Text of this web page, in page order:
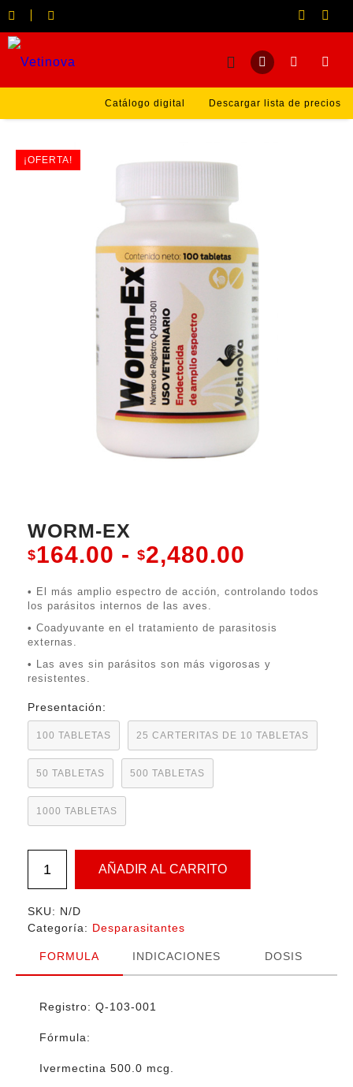
Catálogo digital Descargar lista de precios
¡OFERTA!
WORM-EX
$164.00 - $2,480.00
de
desde
$164.00
• El más amplio espectro de acción, controlando todos
los parásitos internos de las aves.
• Coadyuvante en el tratamiento de parasitosis
externas.
• Las aves sin parásitos son más vigorosas y
resistentes.
Presentación:
100 TABLETAS 25 CARTERITAS DE 10 TABLETAS
50 TABLETAS 500 TABLETAS
1000 TABLETAS
AÑADIR AL CARRITO
SKU: N/D
Categoría: Desparasitantes
FORMULA INDICACIONES DOSIS
Registro: Q-103-001
Fórmula:
Ivermectina 500.0 mcg.